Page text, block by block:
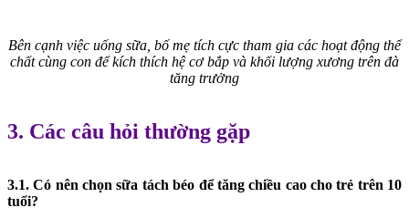
Bên cạnh việc uống sữa, bố mẹ tích cực tham gia các hoạt động thể
chất cùng con để kích thích hệ cơ bắp và khối lượng xương trên đà
tăng trưởng
3. Các câu hỏi thường gặp
3.1. Có nên chọn sữa tách béo để tăng chiều cao cho trẻ trên 10
tuổi?